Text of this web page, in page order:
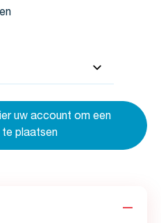
uw account om een
te plaatsen